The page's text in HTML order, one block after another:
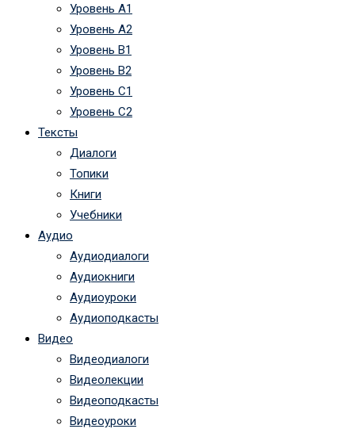
Уровень А1
Уровень А2
Уровень B1
Уровень B2
Уровень C1
Уровень C2
Тексты
Диалоги
Топики
Книги
Учебники
Аудио
Аудиодиалоги
Аудиокниги
Аудиоуроки
Аудиоподкасты
Видео
Видеодиалоги
Видеолекции
Видеоподкасты
Видеоуроки